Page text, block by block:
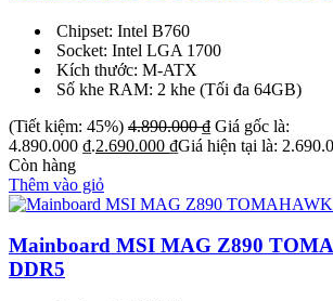
Chipset: Intel B760
Socket: Intel LGA 1700
Kích thước: M-ATX
Số khe RAM: 2 khe (Tối đa 64GB)
(Tiết kiệm: 45%) 4.890.000₫ Giá gốc là:
4.890.000 ₫.2.690.000 ₫Giá hiện tại là:
Còn hàng
Thêm vào giỏ
Mainboard MSI MAG Z890
DDR5